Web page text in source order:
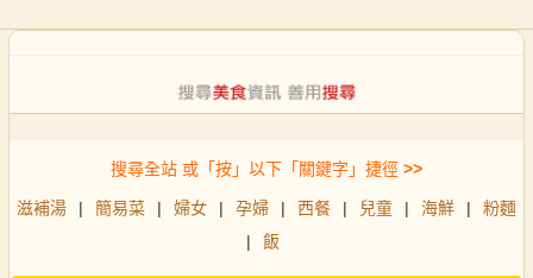
搜尋全站 或「按」以下「關鍵字」捷徑 >>
滋補湯 | 簡易菜 | 婦女 | 孕婦 | 西餐 | 兒童 | 海鮮 |
粉麵
|
飯